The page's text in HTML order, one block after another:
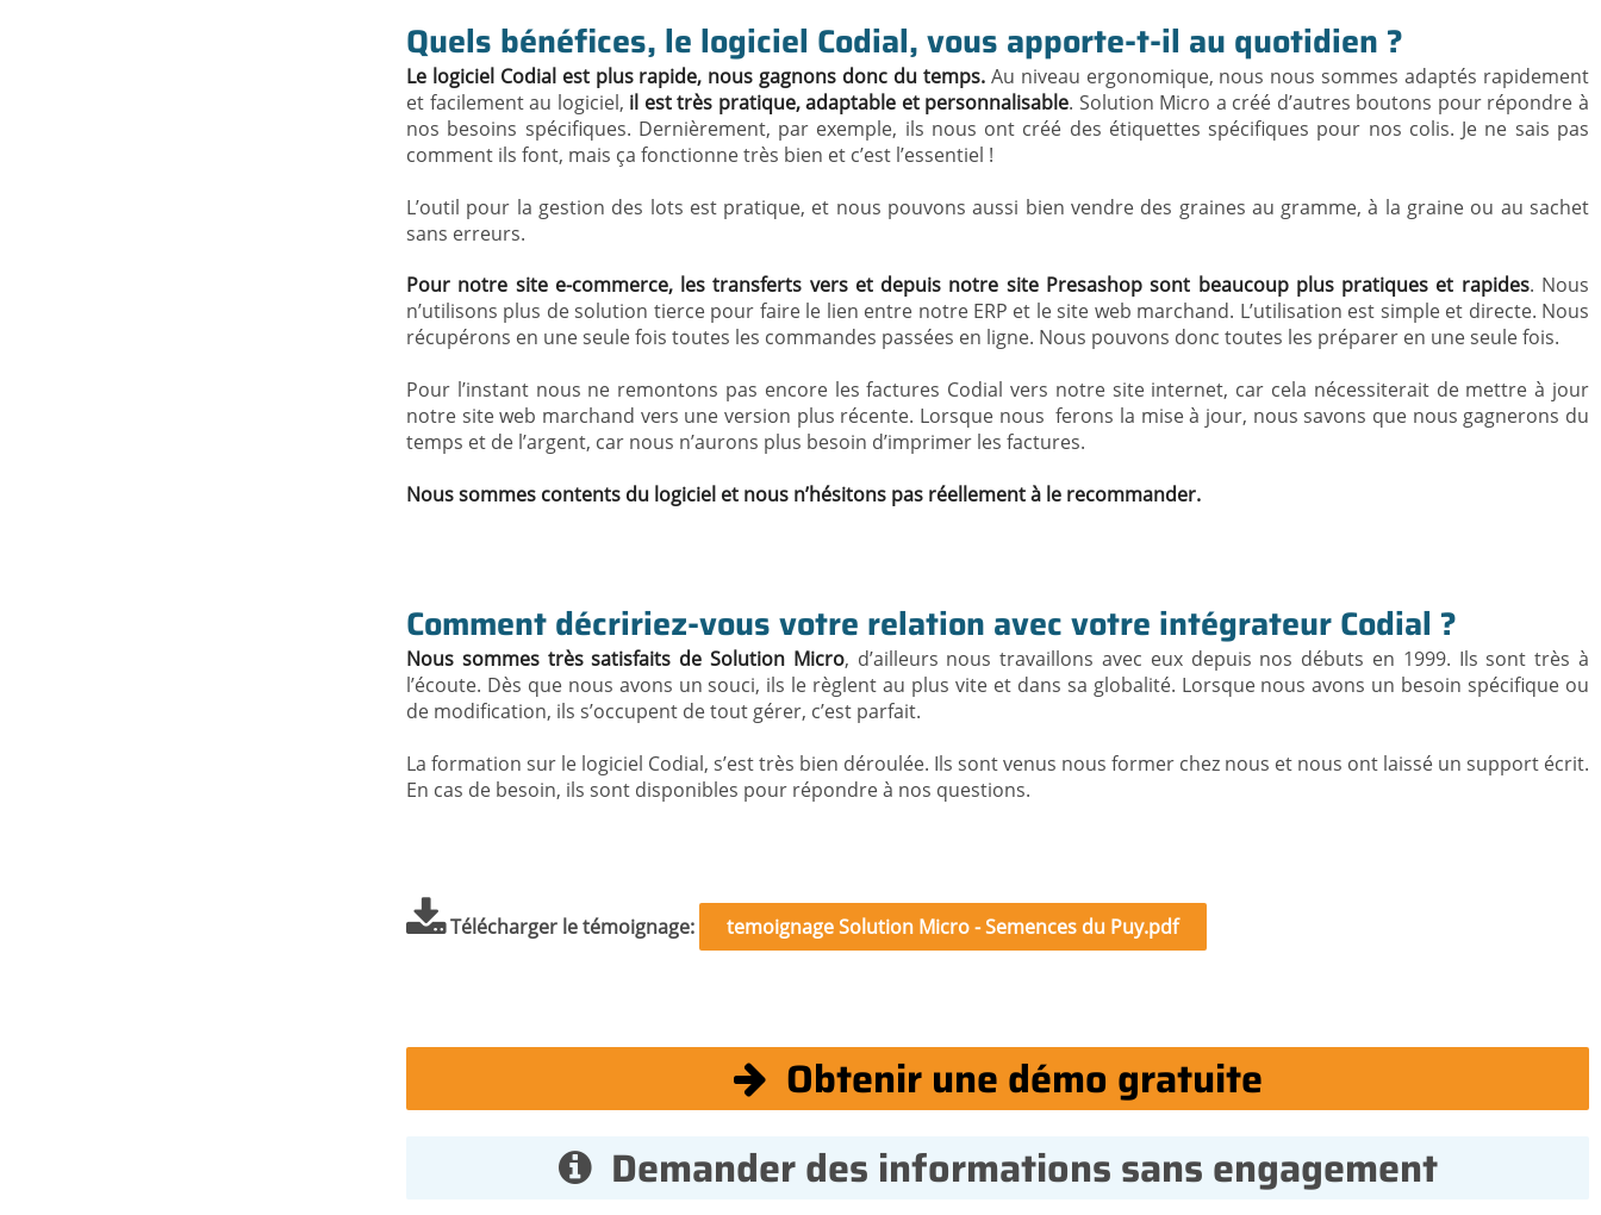
Quels bénéfices, le logiciel Codial, vous apporte-t-il au quotidien ?
Le logiciel Codial est plus rapide, nous gagnons donc du temps.Au niveau ergonomique, nous nous sommes adaptés rapidement
et facilement au logiciel, il est très pratique, adaptable et personnalisable. Solution Micro a créé d’autres boutons pour répondre à
nos besoins spécifiques. Dernièrement, par exemple, ils nous ont créé des étiquettes spécifiques pour nos colis. Je ne sais pas
comment ils font, mais ça fonctionne très bien et c’est l’essentiel !
L’outil pour la gestion des lots est pratique, et nous pouvons aussi bien vendre des graines au gramme, à la graine ou au sachet
sans erreurs.
Pour notre site e-commerce, les transferts vers et depuis notre site Presashop sont beaucoup plus pratiques et rapides. Nous
n’utilisons plus de solution tierce pour faire le lien entre notre ERP et le site web marchand. L’utilisation est simple et directe. Nous
récupérons en une seule fois toutes les commandes passées en ligne. Nous pouvons donc toutes les préparer en une seule fois.
Pour l’instant nous ne remontons pas encore les factures Codial vers notre site internet, car cela nécessiterait de mettre à jour
notre site web marchand vers une version plus récente. Lorsque nous ferons la mise à jour, nous savons que nous gagnerons du
temps et de l’argent, car nous n’aurons plus besoin d’imprimer les factures.
Nous sommes contents du logiciel et nous n’hésitons pas réellement à le recommander.
Comment décririez-vous votre relation avec votre intégrateur Codial ?
Nous sommes très satisfaits de Solution Micro, d’ailleurs nous travaillons avec eux depuis nos débuts en 1999. Ils sont très à
l’écoute. Dès que nous avons un souci, ils le règlent au plus vite et dans sa globalité. Lorsque nous avons un besoin spécifique ou
de modification, ils s’occupent de tout gérer, c’est parfait.
La formation sur le logiciel Codial, s’est très bien déroulée. Ils sont venus nous former chez nous et nous ont laissé un support écrit.
En cas de besoin, ils sont disponibles pour répondre à nos questions.
Télécharger le témoignage temoignage Solution Micro - Semences du Puy.pdf
Obtenir une démo gratuite
Demander des informations sans engagement